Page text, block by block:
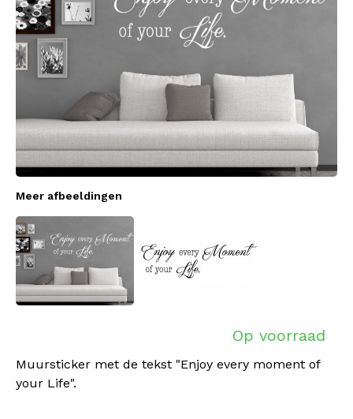
Meer afbeeldingen
Op voorraad
Muursticker met de tekst "Enjoy every moment of
your Life".